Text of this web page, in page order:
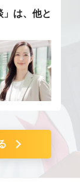
になります
。
」は、他と